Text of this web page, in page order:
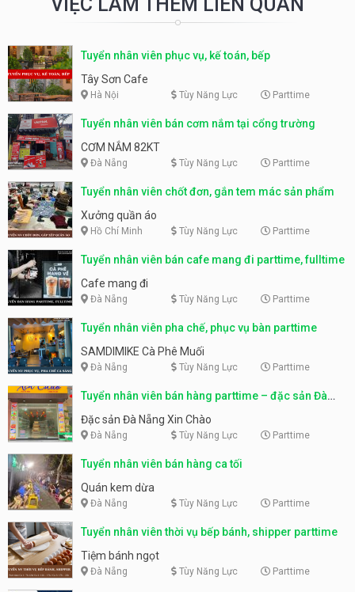
Tuyển nhân viên phục vụ, kế toán, bếp
Tây Sơn Cafe
Hà Nội Tùy Năng Lực Parttime
Tuyển nhân viên bán cơm nắm tại cổng trường
CƠM NẮM 82KT
Đà Nẵng Tùy Năng Lực Parttime
Tuyển nhân viên chốt đơn, gắn tem mác sản phẩm
Xưởng quần áo
Hồ Chí Minh Tùy Năng Lực Parttime
Tuyển nhân viên bán cafe mang đi parttime, fulltime
Cafe mang đi
Đà Nẵng Tùy Năng Lực Parttime
Tuyển nhân viên pha chế, phục vụ bàn parttime
SAMDIMIKE Cà Phê Muối
Đà Nẵng Tùy Năng Lực Parttime
Tuyển nhân viên bán hàng parttime – đặc sản Đà
Nẵng
Đặc sản Đà Nẵng Xin Chào
Đà Nẵng Tùy Năng Lực Parttime
Tuyển nhân viên bán hàng ca tối
Quán kem dừa
Đà Nẵng Tùy Năng Lực Parttime
Tuyển nhân viên thời vụ bếp bánh, shipper parttime
Tiệm bánh ngọt
Đà Nẵng Tùy Năng Lực Parttime